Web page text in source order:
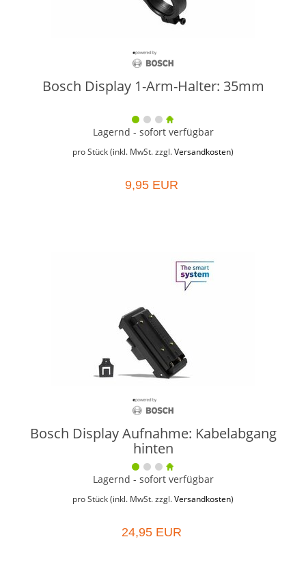
Bosch Display 1-Arm-Halter: 35mm
Lagernd - sofort verfügbar
pro Stück (inkl. MwSt. zzgl. Versandkosten)
9,95 EUR
Bosch Display Aufnahme: Kabelabgang
hinten
Lagernd - sofort verfügbar
pro Stück (inkl. MwSt. zzgl. Versandkosten)
24,95 EUR